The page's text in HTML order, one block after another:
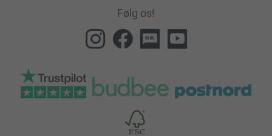
Følg os!